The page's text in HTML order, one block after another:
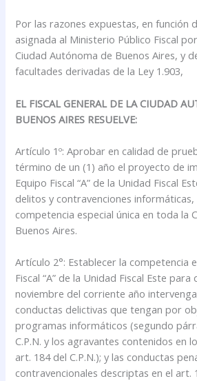
Por las razones expuestas, en función
asignada al Ministerio Público Fiscal
Ciudad Autónoma de Buenos Aires, y
facultades derivadas de la Ley 1.903,
EL FISCAL GENERAL DE LA CIUDAD
BUENOS AIRES RESUELVE:
Artículo 1º: Aprobar en calidad de
término de un (1) año el proyecto de
Equipo Fiscal “A” de la Unidad Fiscal
delitos y contravenciones
competencia especial única en toda la
Buenos Aires.
Artículo 2°: Establecer la competencia
Fiscal “A” de la Unidad Fiscal Este
noviembre del corriente año
conductas delictivas que tengan por
programas informáticos (segundo
C.P.N. y los agravantes contenidos en
art. 184 del C.P.N.); y las conductas
contravencionales descriptas en el art.